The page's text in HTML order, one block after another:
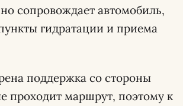
сопровождает автомобиль,
гидратации и приема
поддержка со стороны
проходит маршрут, поэтому к